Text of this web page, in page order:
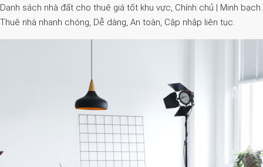
Danh sách nhà đất cho thuê giá tốt khu vực, Chính chủ | Minh bạch.
Thuê nhà nhanh chóng, Dễ dàng, An toàn, Cập nhập liên tục.